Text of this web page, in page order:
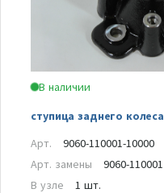
В наличии
ступица заднего колеса
Арт.
9060-110001-10000
Арт. замены
9060-110001
В узле
1 шт.